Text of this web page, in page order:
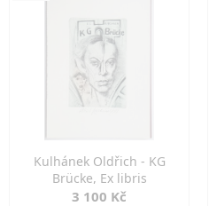
Kulhánek Oldřich - KG
Brücke, Ex libris
3 100 Kč